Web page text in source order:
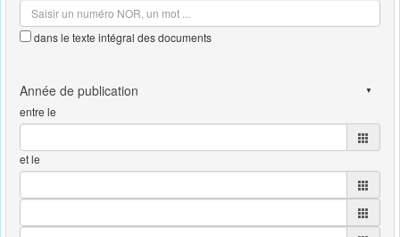
dans le texte intégral des documents
entre le
et le